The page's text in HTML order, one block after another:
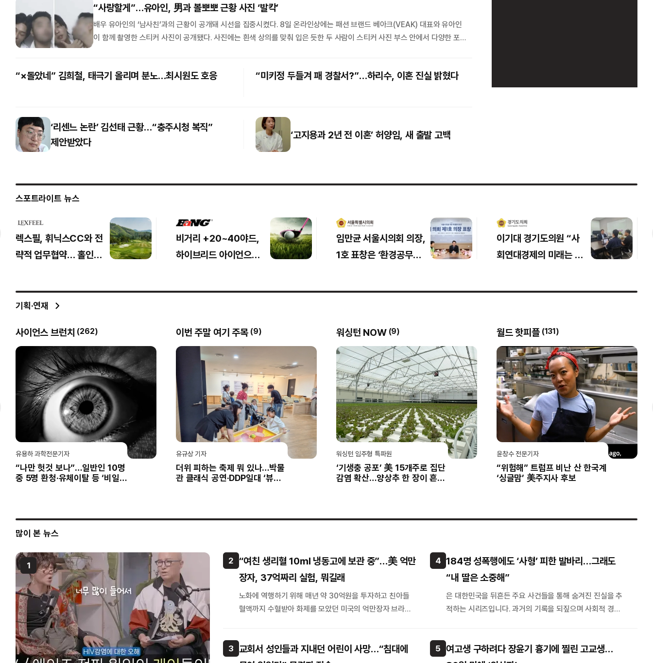
“사랑할게”…유아인, 男과 볼뽀뽀 근황 사진 ‘발칵’
배우 유아인의 ‘남사친’과의 근황이 공개돼 시선을 집중시켰다. 8일 온라인상에는 패션 브랜드 베아크(VEAK) 대표와 유아인
이 함께 촬영한 스티커 사진이 공개됐다. 사진에는 흰색 상의를 맞춰 입은 듯한 두 사람이 스티커 사진 부스 안에서 다양한 포즈
편안한 분위기가 고스란히 담겼다. …
“×돌았네” 김희철, 태극기 올리며 분노…최시원도 호응 “미키정 두들겨 패 경찰서?”…하리수, 이혼 진실 밝혔다
‘리센느 논란’ 김선태 근황…“충주시청 복직”
제안받았다
‘고지용과 2년 전 이혼’ 허양임, 새 출발 고백
스포트라이트 뉴스
렉스필, 휘닉스CC와 전
략적 업무협약… 홀인원
비거리 +20~40야드,
하이브리드 아이언으로
임만균 서울시의회 의장,
1호 표창은 ‘환경공무
이기대 경기도의원 “사
회연대경제의 미래는 청
성 위한 현장 간담회
기획·연재
사이언스 브런치 (262)
유용하 과학전문기자
“나만 헛것 보나”…일반인 10명
중 5명 환청·유체이탈 등 ‘비일상
이번 주말 여기 주목 (9)
유규상 기자
더위 피하는 축제 뭐 있나…박물
관 클래식 공연·DDP일대 ‘뷰티
워싱턴 NOW (9)
워싱턴 임주형 특파원
‘기생충 공포’ 美 15개주로 집단
감염 확산…양상추 한 장이 흔든
월드 핫피플 (131)
윤창수 전문기자
“위험해” 트럼프 비난 산 한국계
‘싱글맘’ 美주지사 후보
많이 본 뉴스
1 2 “여친 생리혈 10㎖ 냉동고에 보관 중”…美 억만
장자, 37억짜리 실험, 뭐길래
노화에 역행하기 위해 매년 약 30억원을 투자하고 친아들
혈액까지 수혈받아 화제를 모았던 미국의 억만장자 브라이
3 교회서 성인들과 지내던 어린이 사망…“침대에
4 184명 성폭행에도 ‘사형’ 피한 발바리…그래도
“내 딸은 소중해”
은 대한민국을 뒤흔든 주요 사건들을 통해 숨겨진 진실을 추
적하는 시리즈입니다. 과거의 기록을 되짚으며 사회적 경각
5 여고생 구하려다 장윤기 흉기에 찔린 고교생…